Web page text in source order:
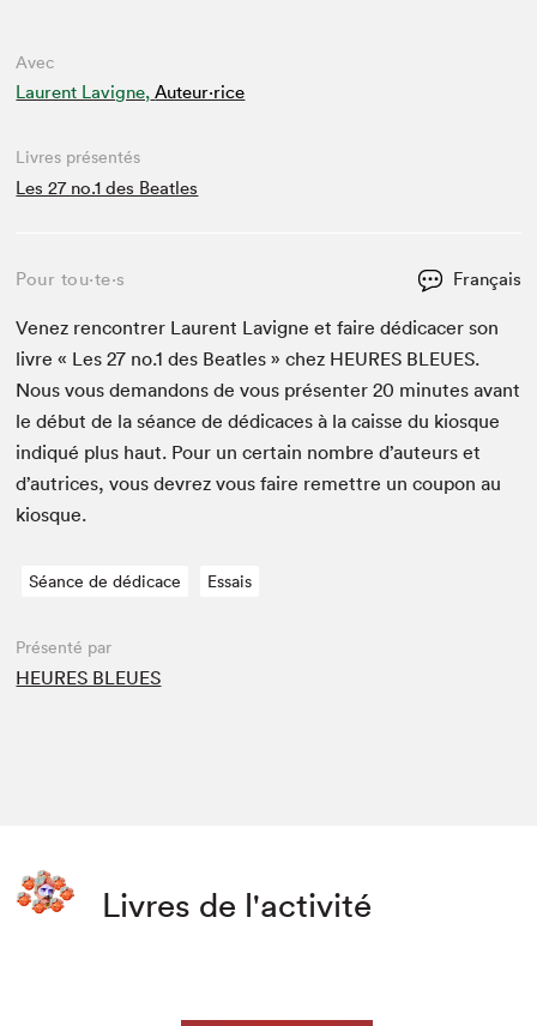
Avec
Laurent Lavigne, Auteur·rice
Livres présentés
Les 27 no.1 des Beatles
Pour tou⋅te⋅s Français
Venez ren­con­tr­er Lau­rent Lav­i­gne et faire dédi­cac­er son
livre « Les27 no.1 des Bea­t­les » chez HEURES BLEUES.
Nous vous deman­dons de vous présen­ter20 min­utes avant
le début de la séance de dédi­caces à la caisse du kiosque
indiqué plus haut. Pour un cer­tain nom­bre d’auteurs et
d’autrices, vous devrez vous faire remet­tre un coupon au
kiosque.
Séance de dédicace Essais
Présenté par
HEURES BLEUES
Livres de l'activité